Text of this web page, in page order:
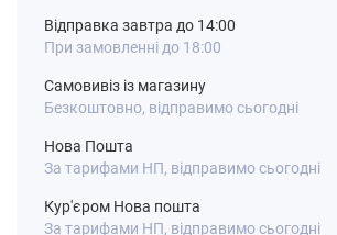
Відправка завтра до 14:00
При замовленні до 18:00
Самовивіз із магазину
Безкоштовно, відправимо сьогодні
Нова Пошта
За тарифами НП, відправимо сьогодні
Кур'єром Нова пошта
За тарифами НП, відправимо сьогодні